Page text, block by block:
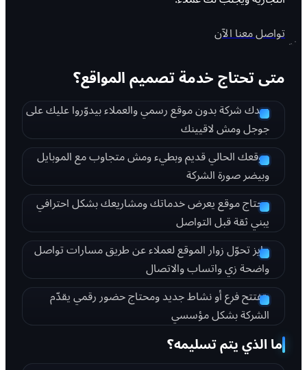
تواصل معنا الآن
متى تحتاج خدمة تصميم المواقع؟
عندك شركة بدون موقع رسمي والعملاء بيدوّروا عليك على
جوجل ومش لاقيينك
موقعك الحالي قديم وبطيء ومش متجاوب مع الموبايل
وبيضر صورة الشركة
محتاج موقع يعرض خدماتك ومشاريعك بشكل احترافي
يبني ثقة قبل التواصل
عايز تحوّل زوار الموقع لعملاء عن طريق مسارات تواصل
واضحة زي واتساب والاتصال
بتفتتح فرع أو نشاط جديد ومحتاج حضور رقمي يقدّم
الشركة بشكل مؤسسي
ما الذي يتم تسليمه؟